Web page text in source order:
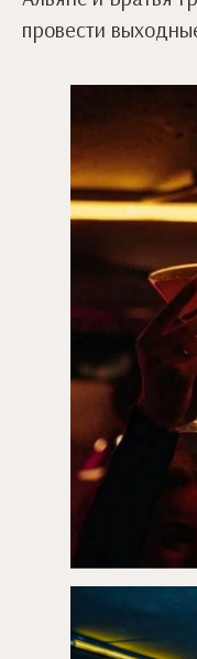
провести